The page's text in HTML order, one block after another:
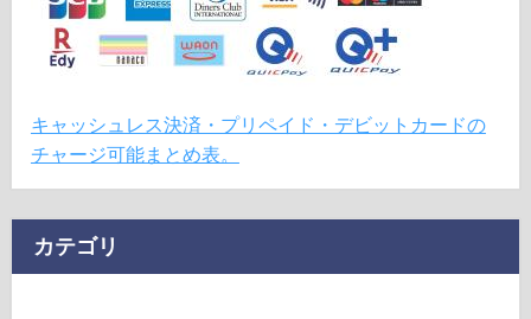
キャッシュレス決済・プリペイド・デビットカードの
チャージ可能まとめ表。
カテゴリ